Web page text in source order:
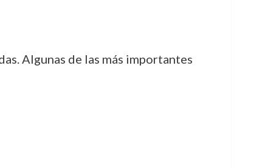
Algunas de las más importantes